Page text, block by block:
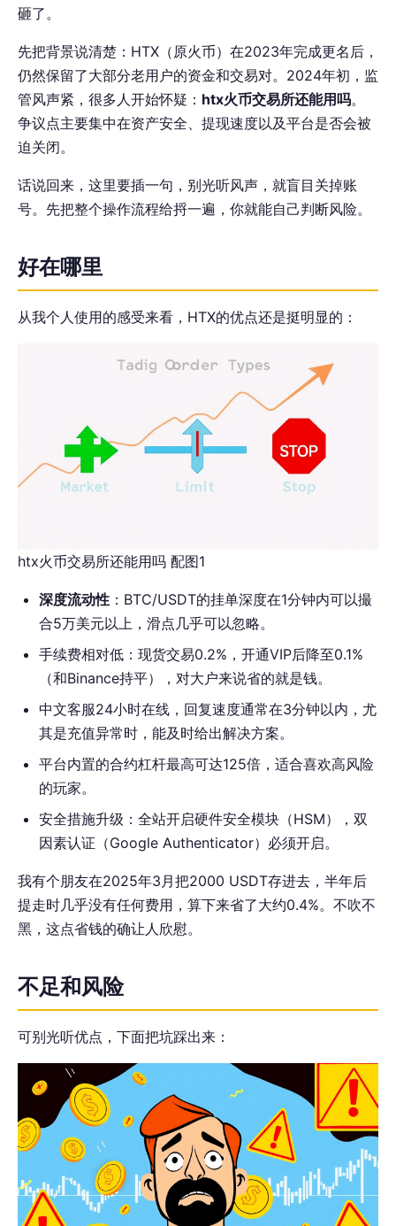
砸了。
先把背景说清楚：HTX（原火币）在2023年完成更名后，
仍然保留了大部分老用户的资金和交易对。2024年初，监
管风声紧，很多人开始怀疑： htx火币交易所还能用吗。
争议点主要集中在资产安全、提现速度以及平台是否会被
迫关闭。
话说回来，这里要插一句，别光听风声，就盲目关掉账
号。先把整个操作流程给捋一遍，你就能自己判断风险。
好在哪里
从我个人使用的感受来看，HTX的优点还是挺明显的：
htx火币交易所还能用吗 配图1
深度流动性 ：BTC/USDT的挂单深度在1分钟内可以撮
合5万美元以上，滑点几乎可以忽略。
手续费相对低：现货交易0.2%，开通VIP后降至0.1%
（和Binance持平），对大户来说省的就是钱。
中文客服24小时在线，回复速度通常在3分钟以内，尤
其是充值异常时，能及时给出解决方案。
平台内置的合约杠杆最高可达125倍，适合喜欢高风险
的玩家。
安全措施升级：全站开启硬件安全模块（HSM），双
因素认证（Google Authenticator）必须开启。
我有个朋友在2025年3月把2000 USDT存进去，半年后
提走时几乎没有任何费用，算下来省了大约0.4%。不吹不
黑，这点省钱的确让人欣慰。
不足和风险
可别光听优点，下面把坑踩出来：